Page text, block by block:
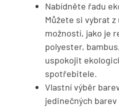
Nabídněte řadu
Můžete si vybrat
možností, jako je
polyester,
uspokojit
spotřebitele.
Vlastní výběr
jedinečných